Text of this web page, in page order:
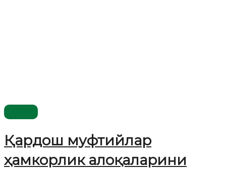
Қардош муфтийлар
ҳамкорлик алоқаларини